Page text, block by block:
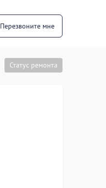
Перезвоните мне
Статус ремонта